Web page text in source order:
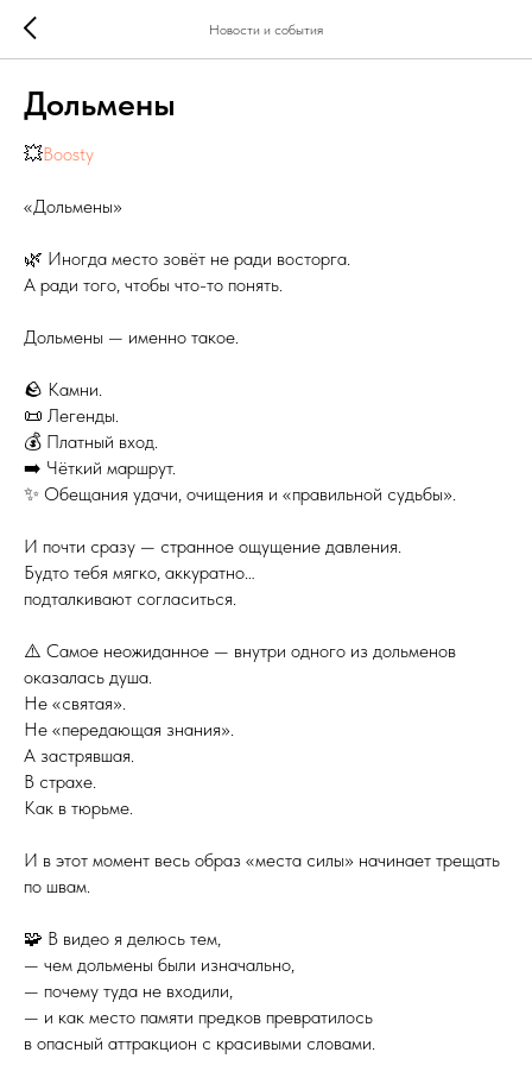
Новости и события
Дольмены
💥Boosty
«Дольмены»
🌿 Иногда место зовёт не ради восторга.
А ради того, чтобы что-то понять.
Дольмены — именно такое.
🪨 Камни.
📜 Легенды.
💰 Платный вход.
➡️ Чёткий маршрут.
✨ Обещания удачи, очищения и «правильной судьбы».
И почти сразу — странное ощущение давления.
Будто тебя мягко, аккуратно…
подталкивают согласиться.
⚠️ Самое неожиданное — внутри одного из дольменов
оказалась душа.
Не «святая».
Не «передающая знания».
А застрявшая.
В страхе.
Как в тюрьме.
И в этот момент весь образ «места силы» начинает трещать
по швам.
🧩 В видео я делюсь тем,
— чем дольмены были изначально,
— почему туда не входили,
— и как место памяти предков превратилось
в опасный аттракцион с красивыми словами.